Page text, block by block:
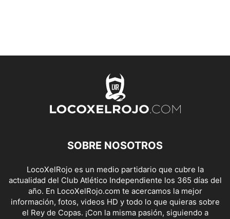
SOBRE NOSOTROS
LocoXelRojo es un medio partidario que cubre la
actualidad del Club Atlético Independiente los 365 días del
año. En LocoXelRojo.com te acercamos la mejor
información, fotos, videos HD y todo lo que quieras sobre
el Rey de Copas. ¡Con la misma pasión, siguiendo a